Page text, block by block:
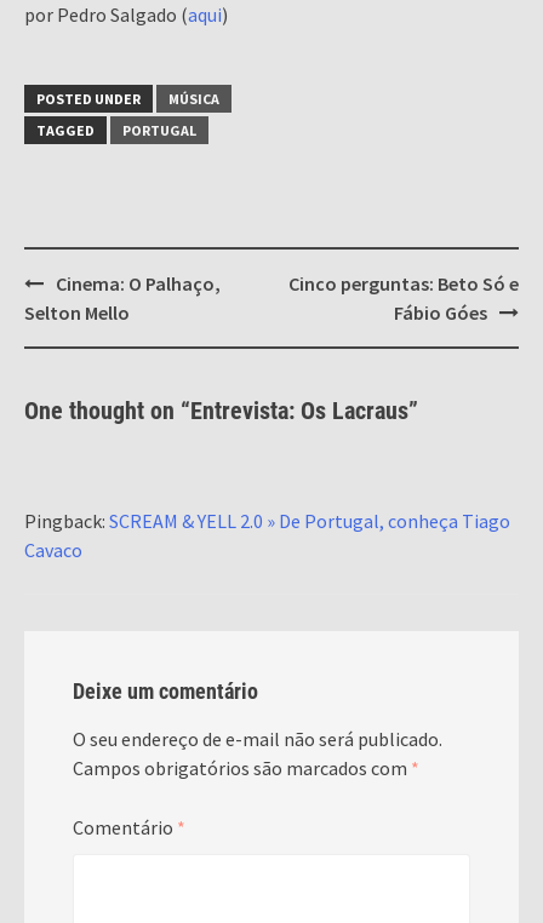
por Pedro Salgado (aqui)
POSTED UNDER
MÚSICA
TAGGED
PORTUGAL
Post
navigation
Cinema: O Palhaço,
Selton Mello
Cinco perguntas: Beto Só e
Fábio Góes
One thought on “Entrevista: Os Lacraus”
Pingback: SCREAM & YELL 2.0 » De Portugal, conheça Tiago
Cavaco
Deixe um comentário
O seu endereço de e-mail não será publicado.
Campos obrigatórios são marcados com *
Comentário *